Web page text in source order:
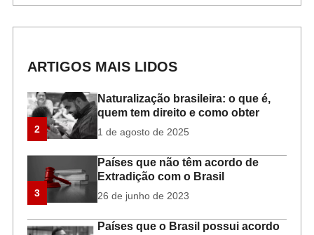
ARTIGOS MAIS LIDOS
2
Naturalização brasileira: o que é,
quem tem direito e como obter
1 de agosto de 2025
3
Países que não têm acordo de
Extradição com o Brasil
26 de junho de 2023
Países que o Brasil possui acordo